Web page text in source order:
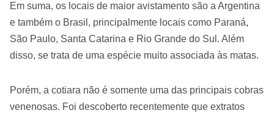
Em suma, os locais de maior avistamento são a Argentina
e também o Brasil, principalmente locais como Paraná,
São Paulo, Santa Catarina e Rio Grande do Sul. Além
disso, se trata de uma espécie muito associada às matas.
Porém, a cotiara não é somente uma das principais cobras
venenosas. Foi descoberto recentemente que extratos